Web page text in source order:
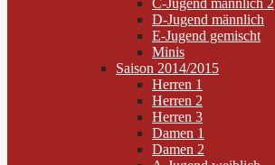
C-Jugend männlich 2
D-Jugend männlich
E-Jugend gemischt
Minis
Saison 2014/2015
Herren 1
Herren 2
Herren 3
Damen 1
Damen 2